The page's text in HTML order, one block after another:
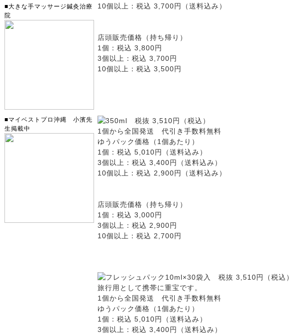
■大きな手マッサージ鍼灸治療
院
■マイベストプロ沖縄 小濱先
生掲載中
10個以上：税込 3,700円（送料込み）
店頭販売価格（持ち帰り）
1個：税込 3,800円
3個以上：税込 3,700円
10個以上：税込 3,500円
1個から全国発送 代引き手数料無料
ゆうパック価格（1個あたり）
1個：税込 5,010円（送料込み）
3個以上：税込 3,400円（送料込み）
10個以上：税込 2,900円（送料込み）
店頭販売価格（持ち帰り）
1個：税込 3,000円
3個以上：税込 2,900円
10個以上：税込 2,700円
旅行用として携帯に重宝です。
1個から全国発送 代引き手数料無料
ゆうパック価格（1個あたり）
1個：税込 5,010円（送料込み）
3個以上：税込 3,400円（送料込み）